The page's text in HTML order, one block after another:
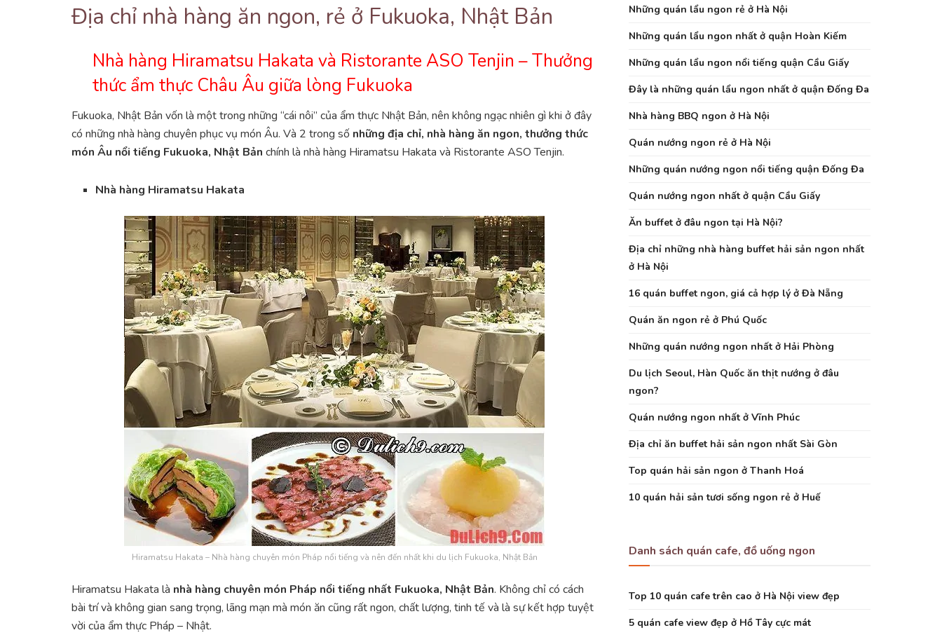
Địa chỉ nhà hàng ăn ngon, rẻ ở Fukuoka, Nhật Bản
Nhà hàng Hiramatsu Hakata và Ristorante ASO Tenjin – Thưởng
thức ẩm thực Châu Âu giữa lòng Fukuoka
Fukuoka, Nhật Bản vốn là một trong những “cái nôi” của ẩm thực Nhật Bản, nên không ngạc nhiên gì khi ở đây
có những nhà hàng chuyên phục vụ món Âu. Và 2 trong số những địa chỉ, nhà hàng ăn ngon, thưởng thức
món Âu nổi tiếng Fukuoka, Nhật Bản chính là nhà hàng Hiramatsu Hakata và Ristorante ASO Tenjin.
Nhà hàng Hiramatsu Hakata
Hiramatsu Hakata – Nhà hàng chuyên món Pháp nổi tiếng và nên đến nhất khi du lịch Fukuoka, Nhật Bản
Hiramatsu Hakata là nhà hàng chuyên món Pháp nổi tiếng nhất Fukuoka, Nhật Bản. Không chỉ có cách
bài trí và không gian sang trọng, lãng mạn mà món ăn cũng rất ngon, chất lượng, tinh tế và là sự kết hợp tuyệt
vời của ẩm thực Pháp – Nhật.
Những quán lẩu ngon rẻ ở Hà Nội
Những quán lẩu ngon nhất ở quận Hoàn Kiếm
Những quán lẩu ngon nổi tiếng quận Cầu Giấy
Đây là những quán lẩu ngon nhất ở quận Đống Đa
Nhà hàng BBQ ngon ở Hà Nội
Quán nướng ngon rẻ ở Hà Nội
Những quán nướng ngon nổi tiếng quận Đống Đa
Quán nướng ngon nhất ở quận Cầu Giấy
Ăn buffet ở đâu ngon tại Hà Nội?
Địa chỉ những nhà hàng buffet hải sản ngon nhất
ở Hà Nội
16 quán buffet ngon, giá cả hợp lý ở Đà Nẵng
Quán ăn ngon rẻ ở Phú Quốc
Những quán nướng ngon nhất ở Hải Phòng
Du lịch Seoul, Hàn Quốc ăn thịt nướng ở đâu
ngon?
Quán nướng ngon nhất ở Vĩnh Phúc
Địa chỉ ăn buffet hải sản ngon nhất Sài Gòn
Top quán hải sản ngon ở Thanh Hoá
10 quán hải sản tươi sống ngon rẻ ở Huế
Danh sách quán cafe, đồ uống ngon
Top 10 quán cafe trên cao ở Hà Nội view đẹp
5 quán cafe view đẹp ở Hồ Tây cực mát